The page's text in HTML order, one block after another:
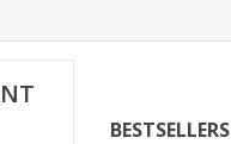
BESTSELLERS